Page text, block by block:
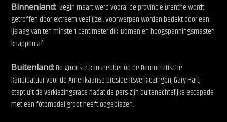
Binnenland: Begin maart werd vooral de provincie Drenthe wordt
getroffen door extreem veel ijzel. Voorwerpen worden bedekt door een
ijslaag van ten minste 1 centimeter dik. Bomen en hoogspanningsmasten
knappen af.
Buitenland:De grootste kanshebber op de Democratische
kandidatuur voor de Amerikaanse presidentsverkiezingen, Gary Hart,
stapt uit de verkiezingsrace nadat de pers zijn buitenechtelijke escapade
met een fotomodel groot heeft opgeblazen.